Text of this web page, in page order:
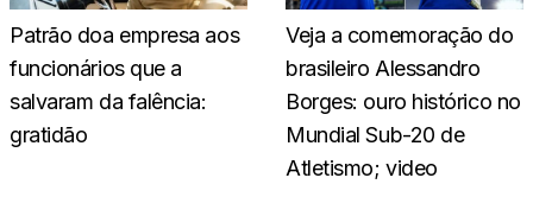
Patrão doa empresa aos
funcionários que a
salvaram da falência:
gratidão
Veja a comemoração do
brasileiro Alessandro
Borges: ouro histórico no
Mundial Sub-20 de
Atletismo; video